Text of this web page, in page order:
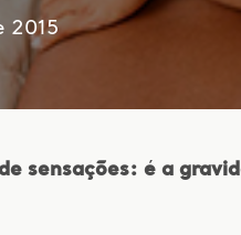
2015
sensações: é a